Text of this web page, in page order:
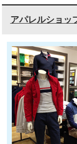
アパレルショッ